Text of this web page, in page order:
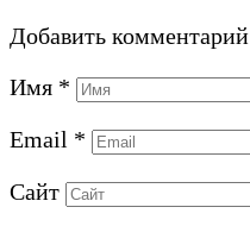
Добавить комментарий
Имя *
Email *
Сайт